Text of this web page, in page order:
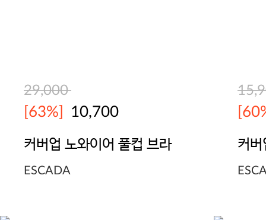
29,000
[63%] 10,700
커버업 노와이어 풀컵 브라
ESCADA
커버